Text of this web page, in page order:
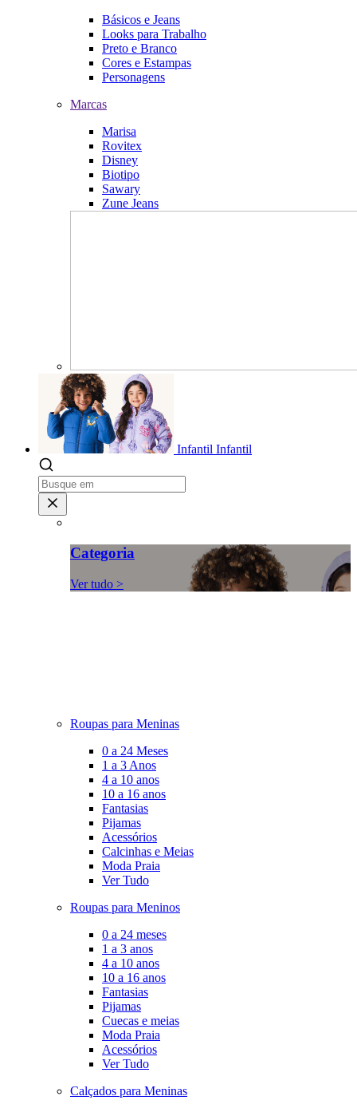
Básicos e Jeans
Looks para Trabalho
Preto e Branco
Cores e Estampas
Personagens
Marcas
Marisa
Rovitex
Disney
Biotipo
Sawary
Zune Jeans
Infantil Infantil
Categoria
Ver tudo >
Roupas para Meninas
0 a 24 Meses
1 a 3 Anos
4 a 10 anos
10 a 16 anos
Fantasias
Pijamas
Acessórios
Calcinhas e Meias
Moda Praia
Ver Tudo
Roupas para Meninos
0 a 24 meses
1 a 3 anos
4 a 10 anos
10 a 16 anos
Fantasias
Pijamas
Cuecas e meias
Moda Praia
Acessórios
Ver Tudo
Calçados para Meninas